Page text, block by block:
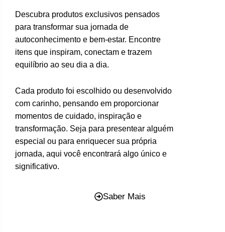
Descubra produtos exclusivos pensados
para transformar sua jornada de
autoconhecimento e bem-estar. Encontre
itens que inspiram, conectam e trazem
equilíbrio ao seu dia a dia.
Cada produto foi escolhido ou desenvolvido
com carinho, pensando em proporcionar
momentos de cuidado, inspiração e
transformação. Seja para presentear alguém
especial ou para enriquecer sua própria
jornada, aqui você encontrará algo único e
significativo.
Saber Mais